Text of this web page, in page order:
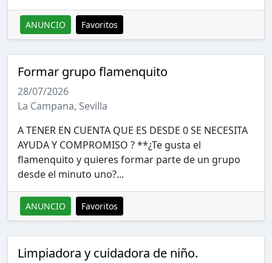
ANUNCIO Favoritos
Formar grupo flamenquito
28/07/2026
La Campana, Sevilla
A TENER EN CUENTA QUE ES DESDE 0 SE NECESITA
AYUDA Y COMPROMISO ? **¿Te gusta el
flamenquito y quieres formar parte de un grupo
desde el minuto uno?...
ANUNCIO Favoritos
Limpiadora y cuidadora de niño.